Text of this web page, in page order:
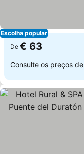
Escolha popular
De € 63
Consulte os preços de